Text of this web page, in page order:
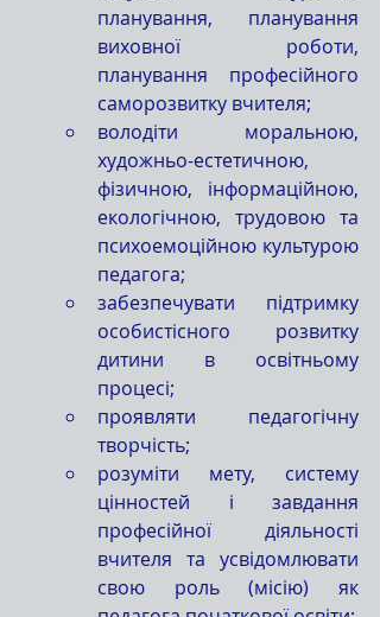
планування, планування
виховної роботи,
планування професійного
саморозвитку вчителя;
володіти моральною,
художньо-естетичною,
фізичною, інформаційною,
екологічною, трудовою та
психоемоційною культурою
педагога;
забезпечувати підтримку
особистісного розвитку
дитини в освітньому
процесі;
проявляти педагогічну
творчість;
розуміти мету, систему
цінностей і завдання
професійної діяльності
вчителя та усвідомлювати
свою роль (місію) як